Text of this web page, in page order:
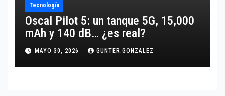
Tecnología
Oscal Pilot 5: un tanque 5G, 15,000
mAh y 140 dB… ¿es real?
MAYO 30, 2026 GUNTER.GONZALEZ